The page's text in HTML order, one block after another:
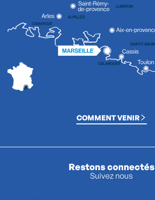
COMMENT VENIR
Restons connectés
Suivez nous